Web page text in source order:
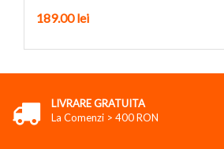
189.00lei
LIVRARE GRATUITA
La Comenzi > 400 RON